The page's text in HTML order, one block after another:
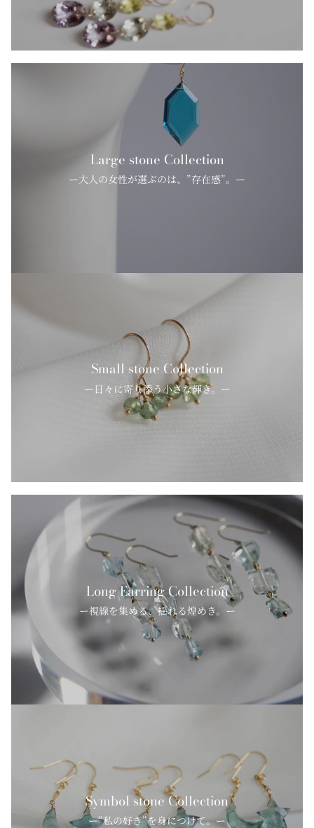
Large stone Collection
ー大人の女性が選ぶのは、”存在感”。ー
Small stone Collection
ー日々に寄り添う小さな輝き。ー
Long Earring Collection
ー視線を集める、揺れる煌めき。ー
Symbol stone Collection
ー”私の好き”を身につけて。ー